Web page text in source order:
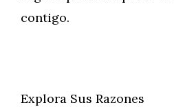
contigo.
Explora Sus Razones